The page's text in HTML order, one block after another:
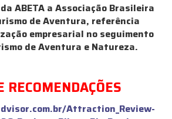
ABETA a Associação Brasileira
de Aventura, referência
empresarial no seguimento
de Aventura e Natureza.
RECOMENDAÇÕES
Attraction_Review-